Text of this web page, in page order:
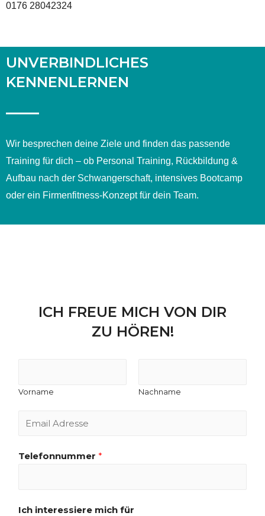
0176 28042324
UNVERBINDLICHES
KENNENLERNEN
Wir besprechen deine Ziele und finden das passende
Training für dich – ob Personal Training, Rückbildung &
Aufbau nach der Schwangerschaft, intensives Bootcamp
oder ein Firmenfitness‑Konzept für dein Team.
ICH FREUE MICH VON DIR
ZU HÖREN!
Vorname Nachname
Telefonnummer *
Ich interessiere mich für